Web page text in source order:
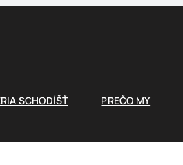
SCHODÍŠŤ PREČO MY